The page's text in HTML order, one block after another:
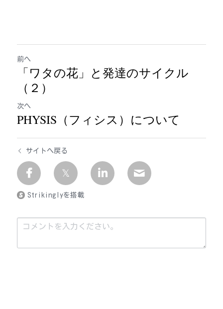
前へ
「ワタの花」と発達のサイクル
（２）
次へ
PHYSIS（フィシス）について
サイトへ戻る
Strikinglyを搭載